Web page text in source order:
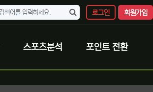
로그인 회원가입
스포츠분석 포인트 전환